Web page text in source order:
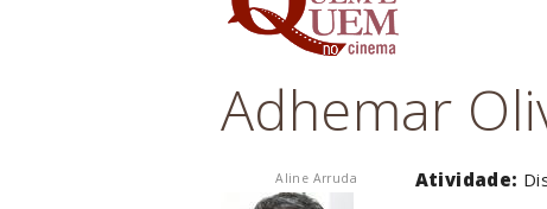
Adhemar
Aline Arruda Atividade: